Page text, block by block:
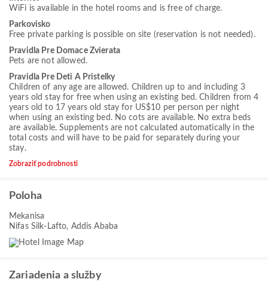
WiFi is available in the hotel rooms and is free of charge.
Parkovisko
Free private parking is possible on site (reservation is not needed).
Pravidla Pre Domace Zvierata
Pets are not allowed.
Pravidla Pre Deti A Pristelky
Children of any age are allowed. Children up to and including 3
years old stay for free when using an existing bed. Children from 4
years old to 17 years old stay for US$10 per person per night
when using an existing bed. No cots are available. No extra beds
are available. Supplements are not calculated automatically in the
total costs and will have to be paid for separately during your
stay.
Zobraziť podrobnosti
Poloha
Mekanisa
Nifas Silk-Lafto, Addis Ababa
Zariadenia a služby